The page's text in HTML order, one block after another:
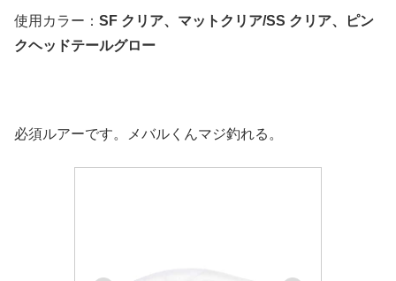
使用カラー： SF クリア、マットクリア/SS クリア、ピン
クヘッドテールグロー
必須ルアーです。メバルくんマジ釣れる。